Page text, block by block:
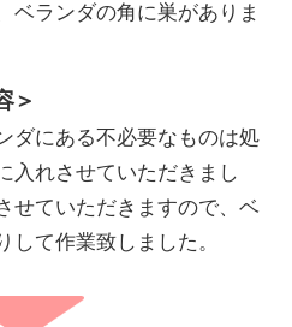
ベランダの角に巣がありま
＞
ダにある不必要なものは処
入れさせていただきまし
せていただきますので、ベ
して作業致しました。